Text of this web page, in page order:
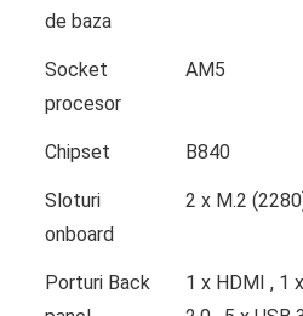
de baza
Socket
procesor
AM5
Chipset B840
Sloturi
onboard
2 x M.2
Porturi Back
1 x HDMI , 1